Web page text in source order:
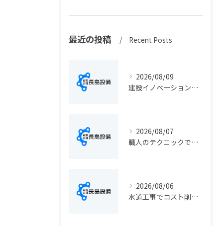
最近の投稿 Recent Posts
2026/08/09
建設イノベーションの最新動向と実務に活きる導入ポイント総まとめ
2026/08/07
職人のテクニックで出会う静岡県静岡市の伝統工芸と学びの魅力徹底解説
2026/08/06
水道工事でコスト削減を実現する静岡県静岡市の手続きと費用見直しポイント